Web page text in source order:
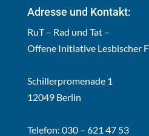
Adresse und Kontakt:
RuT – Rad und Tat –
Offene Initiative Lesbischer
Schillerpromenade 1
12049 Berlin
Telefon: 030 – 621 47 53